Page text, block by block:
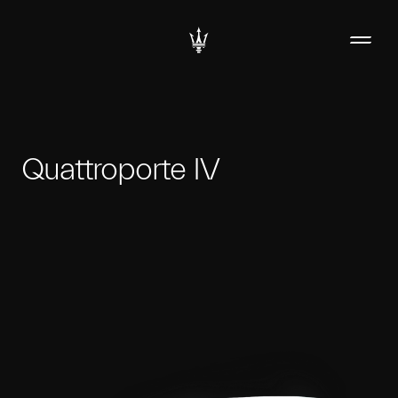
Quattroporte IV